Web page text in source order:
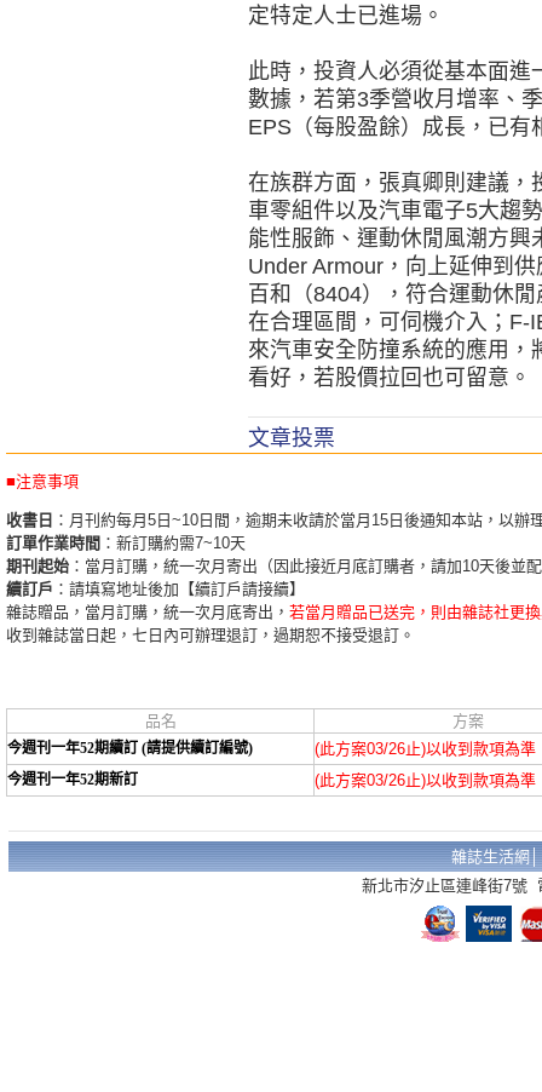
定特定人士已進場。
此時，投資人必須從基本面
數據，若第3季營收月增率、
EPS（每股盈餘）成長，已
在族群方面，張真卿則建議，
車零組件以及汽車電子5大趨
能性服飾、運動休閒風潮方
Under Armour，向上延伸到
百和（8404），符合運動休
在合理區間，可伺機介入；F-
來汽車安全防撞系統的應用
看好，若股價拉回也可留意。
文章投票
■注意事項
收書日 ：月刊約每月5日~10日間，逾期未收請於當月15日後通知本站，以辦
訂單作業時間 ：新訂購約需7~10天
期刊起始 ：當月訂購，統一次月寄出（因此接近月底訂購者，請加10天後並
續訂戶 ：請填寫地址後加【續訂戶請接續】
雜誌贈品，當月訂購，統一次月底寄出， 若當月贈品已送完，則由雜誌社更
收到雜誌當日起，七日內可辦理退訂，過期恕不接受退訂。
品名 方案
今週刊一年52期續訂 (請提供續訂編號) (此方案03/26止)以收到款項為準
今週刊一年52期新訂 (此方案03/26止)以收到款項為準
雜誌生活網
新北市汐止區連峰街7號